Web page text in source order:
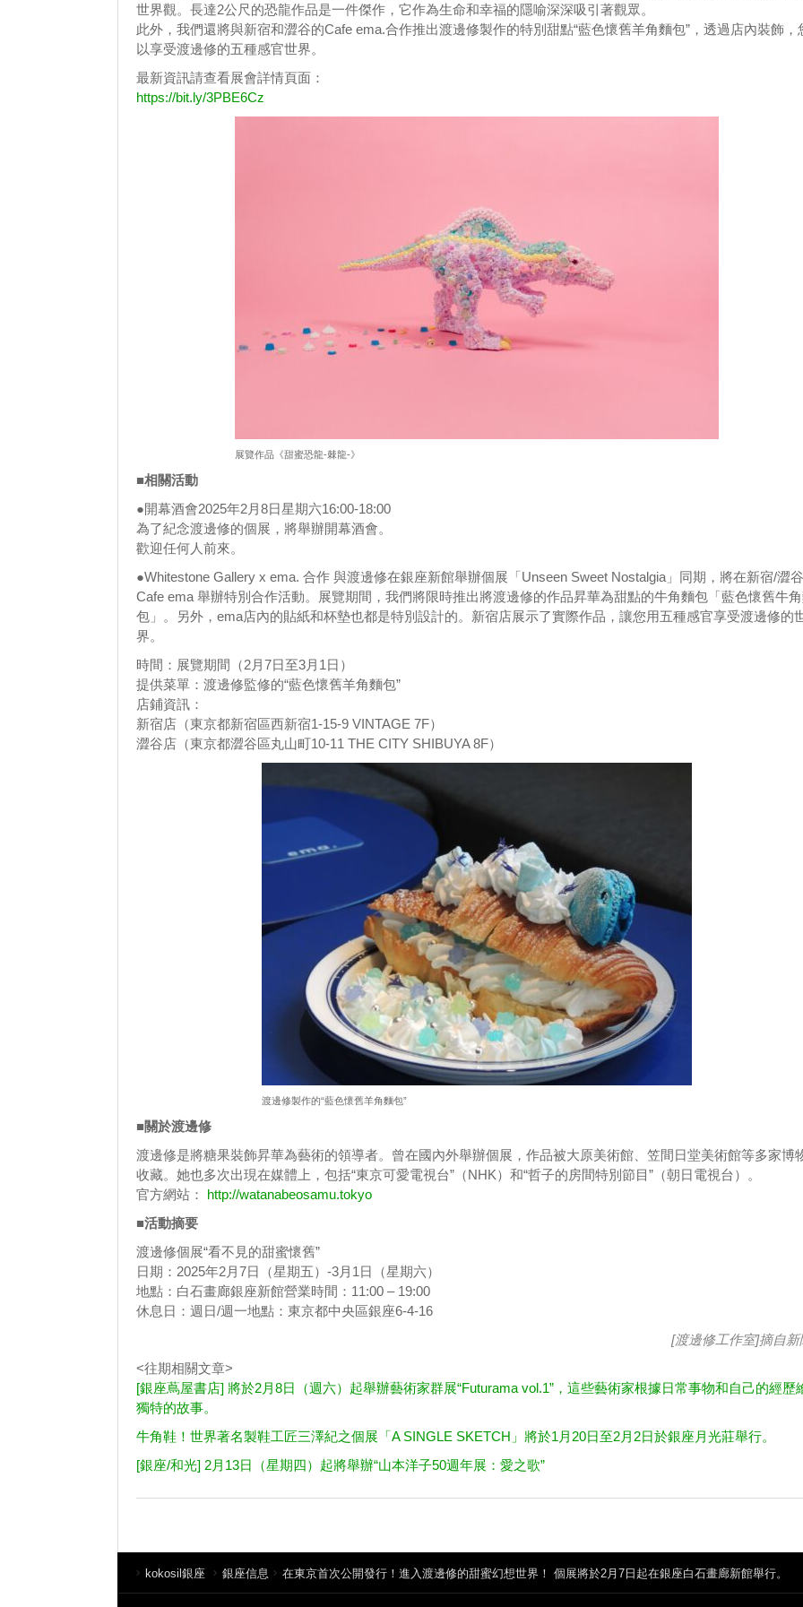
世界觀。長達2公尺的恐龍作品是一件傑作，它作為生命和幸福的隱喻深深吸引著觀眾。
此外，我們還將與新宿和澀谷的Cafe ema.合作推出渡邊修製作的特別甜點“藍色懷舊羊角麵包”，透過店內裝飾，
以享受渡邊修的五種感官世界。
最新資訊請查看展會詳情頁面：
https://bit.ly/3PBE6Cz
展覽作品《甜蜜恐龍-棘龍-》
■相關活動
●開幕酒會2025年2月8日星期六16:00-18:00
為了紀念渡邊修的個展，將舉辦開幕酒會。
歡迎任何人前來。
●Whitestone Gallery x ema. 合作 與渡邊修在銀座新館舉辦個展「Unseen Sweet Nostalgia」同期，將在新宿/澀
Cafe ema 舉辦特別合作活動。展覽期間，我們將限時推出將渡邊修的作品昇華為甜點的牛角麵包「藍色懷舊牛
包」。另外，ema店內的貼紙和杯墊也都是特別設計的。新宿店展示了實際作品，讓您用五種感官享受渡邊修的
界。
時間：展覽期間（2月7日至3月1日）
提供菜單：渡邊修監修的“藍色懷舊羊角麵包”
店鋪資訊：
新宿店（東京都新宿區西新宿1-15-9 VINTAGE 7F）
澀谷店（東京都澀谷區丸山町10-11 THE CITY SHIBUYA 8F）
渡邊修製作的“藍色懷舊羊角麵包”
■關於渡邊修
渡邊修是將糖果裝飾昇華為藝術的領導者。曾在國內外舉辦個展，作品被大原美術館、笠間日堂美術館等多家博
收藏。她也多次出現在媒體上，包括“東京可愛電視台”（NHK）和“哲子的房間特別節目”（朝日電視台）。
官方網站： http://watanabeosamu.tokyo
■活動摘要
渡邊修個展“看不見的甜蜜懷舊”
日期：2025年2月7日（星期五）-3月1日（星期六）
地點：白石畫廊銀座新館營業時間：11:00 – 19:00
休息日：週日/週一地點：東京都中央區銀座6-4-16
[渡邊修工作室]摘自
<往期相關文章>
[銀座蔦屋書店] 將於2月8日（週六）起舉辦藝術家群展“Futurama vol.1”，這些藝術家根據日常事物和自己的經歷
獨特的故事。
牛角鞋！世界著名製鞋工匠三澤紀之個展「A SINGLE SKETCH」將於1月20日至2月2日於銀座月光莊舉行。
[銀座/和光] 2月13日（星期四）起將舉辦“山本洋子50週年展：愛之歌”
kokosil銀座 銀座信息 在東京首次公開發行！進入渡邊修的甜蜜幻想世界！ 個展將於2月7日起在銀座白石畫廊新館舉行。